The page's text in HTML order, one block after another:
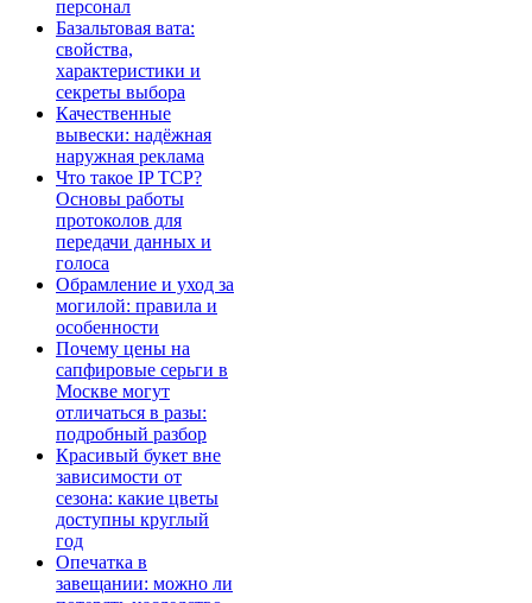
персонал
Базальтовая вата:
свойства,
характеристики и
секреты выбора
Качественные
вывески: надёжная
наружная реклама
Что такое IP TCP?
Основы работы
протоколов для
передачи данных и
голоса
Обрамление и уход за
могилой: правила и
особенности
Почему цены на
сапфировые серьги в
Москве могут
отличаться в разы:
подробный разбор
Красивый букет вне
зависимости от
сезона: какие цветы
доступны круглый
год
Опечатка в
завещании: можно ли